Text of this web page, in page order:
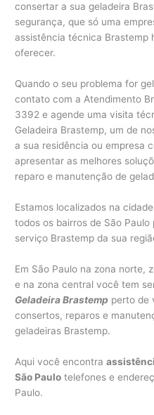
consertar a sua geladeira
segurança, que só uma
assistência técnica Brastemp
oferecer.
Quando o seu problema for
contato com a Atendimento
3392 e agende uma visita
Geladeira Brastemp, um de
a sua residência ou empresa
apresentar as melhores
reparo e manutenção de
Estamos localizados na
todos os bairros de São
serviço Brastemp da sua
Em São Paulo na zona norte,
e na zona central você tem
Geladeira Brastemp perto de
consertos, reparos e
geladeiras Brastemp.
Aqui você encontra
São Paulo telefones e
Paulo.